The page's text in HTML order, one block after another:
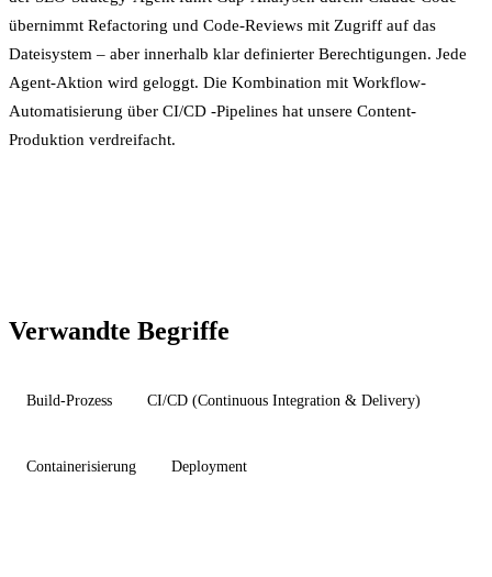
übernimmt Refactoring und Code-Reviews mit Zugriff auf das
Dateisystem – aber innerhalb klar definierter Berechtigungen. Jede
Agent-Aktion wird geloggt. Die Kombination mit Workflow-
Automatisierung über CI/CD -Pipelines hat unsere Content-
Produktion verdreifacht.
Verwandte Begriffe
Build-Prozess CI/CD (Continuous Integration & Delivery)
Containerisierung Deployment